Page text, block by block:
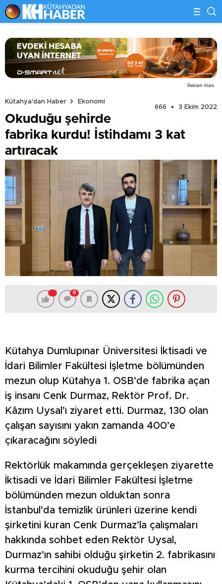
Reklam Alanı
Kütahya'dan Haber
Ekonomi
666
3 Ekim 2022
Okuduğu şehirde
fabrika kurdu! İstihdamı 3 kat
artıracak
0
Kütahya Dumlupınar Üniversitesi İktisadi ve
İdari Bilimler Fakültesi İşletme bölümünden
mezun olup Kütahya 1. OSB’de fabrika açan
iş insanı Cenk Durmaz, Rektör Prof. Dr.
Kâzım Uysal’ı ziyaret etti. Durmaz, 130 olan
çalışan sayısını yakın zamanda 400’e
çıkaracağını söyledi
Rektörlük makamında gerçekleşen ziyarette
İktisadi ve İdari Bilimler Fakültesi İşletme
bölümünden mezun olduktan sonra
İstanbul’da temizlik ürünleri üzerine kendi
şirketini kuran Cenk Durmaz’la çalışmaları
hakkında sohbet eden Rektör Uysal,
Durmaz’ın sahibi olduğu şirketin 2. fabrikasını
kurma tercihini okuduğu şehir olan